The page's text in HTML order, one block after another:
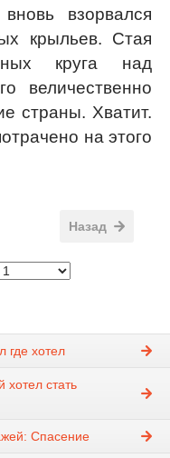
взорвался
крыльев. Стая
круга над
величественно
страны. Хватит.
на этого
Назад
где хотел
стать
Спасение